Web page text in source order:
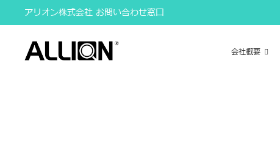
to
content
アリオン株式会社 お問い合わせ窓口
会社概要